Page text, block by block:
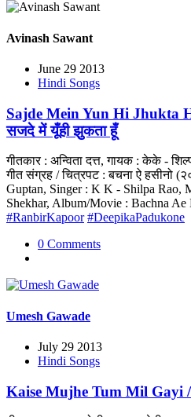
Avinash Sawant
June 29 2013
Hindi Songs
Sajde Mein Yun Hi Jhukta
सजदे में यूँही झुकता हूँ
गीतकार : अन्विता दत्त, गायक : केके -
गीत संग्रह / चित्रपट : बचना ऐ हसीनो
Guptan, Singer : K K - Shilpa Rao,
Shekhar, Album/Movie : Bachna Ae
#RanbirKapoor #DeepikaPadukone
0 Comments
Umesh Gawade
July 29 2013
Hindi Songs
Kaise Mujhe Tum Mil Gayi